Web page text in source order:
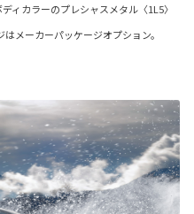
ィカラーのプレシャスメタル〈1L5〉
メーカーパッケージオプション。